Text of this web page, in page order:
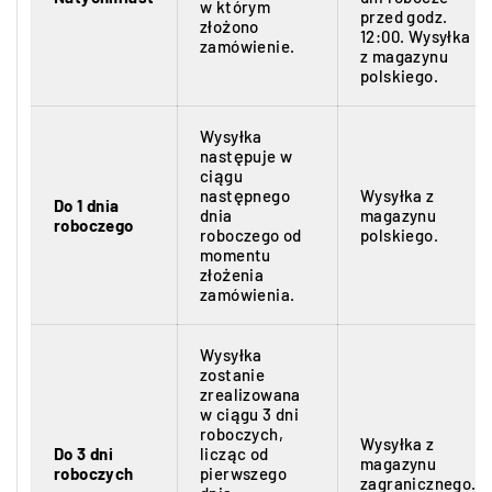
przekazywane na optykę podczas strzału z kalibrów
Pewne osiowanie (1-Piece)
Jednoczęściowy odlew (1PC) wymusza idealną linię
dla pierścieni montażowych, dzięki czemu nie
wyginasz tubusu lunety podczas jej dokręcania.
Dożywotnia gwarancja
Szyna objęta jest gwarancją Burris Forever Warranty™,
potwierdzającą jej wysoką niezawodność w
warunkach terenowych.
Sztucery powtarzalne Tikka T3
oraz T3x
w którym
złożono
zamówienie.
przed godz.
12:00. Wysyłka
z magazynu
polskiego.
Do 1 dnia
roboczego
Wysyłka
następuje w
ciągu
następnego
dnia
roboczego od
momentu
złożenia
zamówienia.
Wysyłka z
magazynu
polskiego.
Do 3 dni
roboczych
Wysyłka
zostanie
zrealizowana
w ciągu 3 dni
roboczych,
licząc od
pierwszego
Wysyłka z
magazynu
zagranicznego.